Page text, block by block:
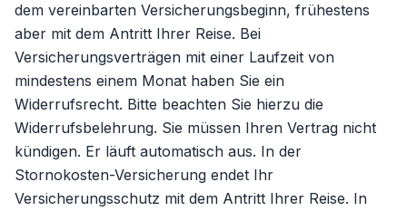
dem vereinbarten Versicherungsbeginn, frühestens
aber mit dem Antritt Ihrer Reise. Bei
Versicherungsverträgen mit einer Laufzeit von
mindestens einem Monat haben Sie ein
Widerrufsrecht. Bitte beachten Sie hierzu die
Widerrufsbelehrung. Sie müssen Ihren Vertrag nicht
kündigen. Er läuft automatisch aus. In der
Stornokosten-Versicherung endet Ihr
Versicherungsschutz mit dem Antritt Ihrer Reise. In